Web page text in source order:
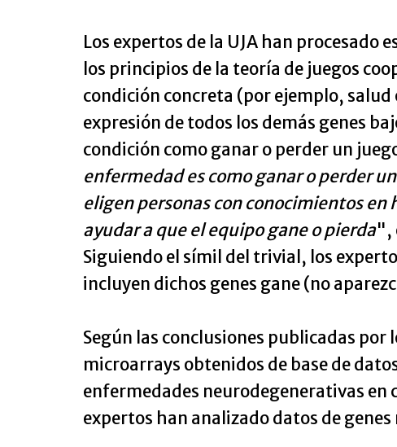
Los expertos de la UJA han
los principios de la teoría de juegos
condición concreta (por ejemplo,
expresión de todos los demás genes
condición como ganar o perder un
enfermedad es como ganar o perder
eligen personas con conocimientos
ayudar a que el equipo gane o pierda",
Siguiendo el símil del trivial, los
incluyen dichos genes gane (no
Según las conclusiones publicadas
microarrays obtenidos de base de
enfermedades neurodegenerativas en
expertos han analizado datos de